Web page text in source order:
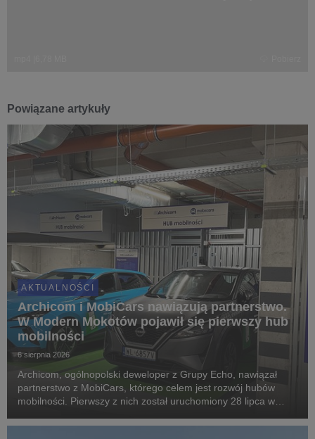
Powiązane artykuły
AKTUALNOŚCI
Archicom i MobiCars nawiązują partnerstwo.
W Modern Mokotów pojawił się pierwszy hub
mobilności
6 sierpnia 2026
Archicom, ogólnopolski deweloper z Grupy Echo, nawiązał
partnerstwo z MobiCars, którego celem jest rozwój hubów
mobilności. Pierwszy z nich został uruchomiony 28 lipca w
mogą korzystać z samochodów dostępnych w mod...